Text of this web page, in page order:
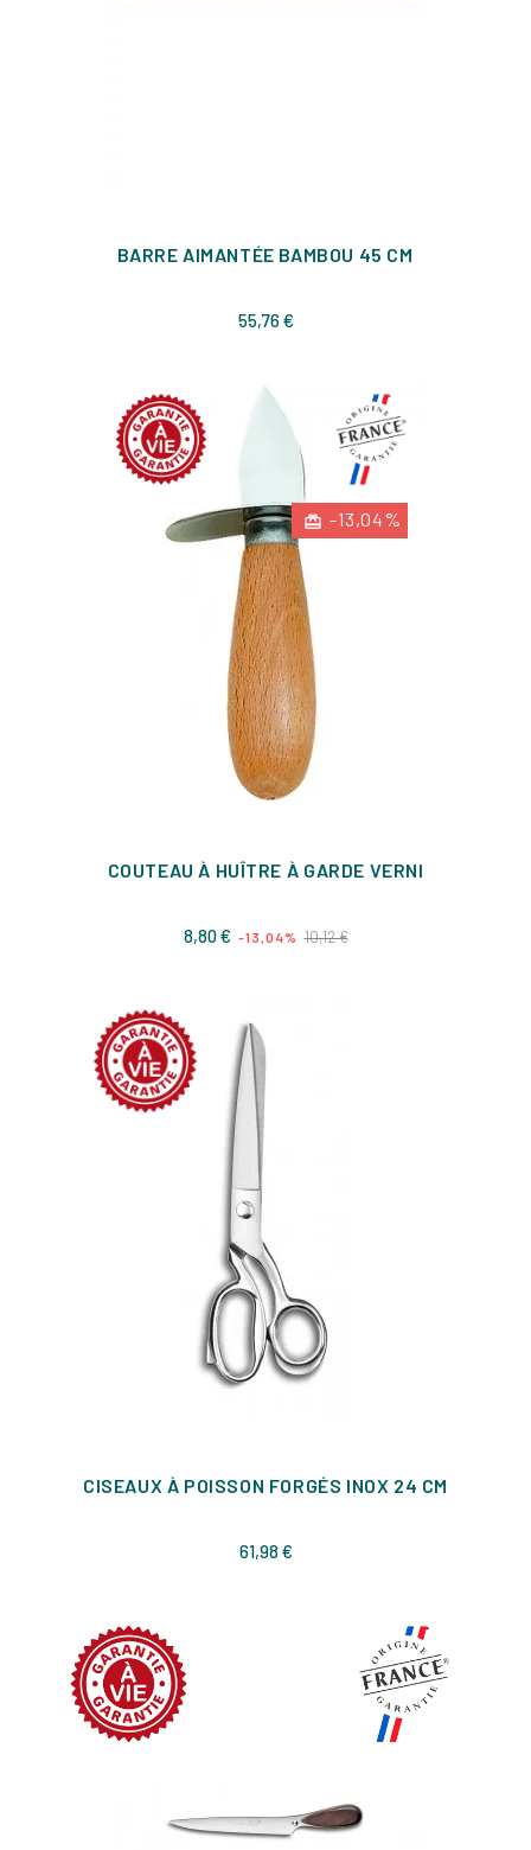
BARRE AIMANTÉE BAMBOU 45 CM
55,76 €Prix
-13,04%
COUTEAU À HUÎTRE À GARDE VERNI
8,80 € Prix
-13,04% 10,12 €Prix
CISEAUX À POISSON FORGÉS INOX 24 CM
61,98 €Prix